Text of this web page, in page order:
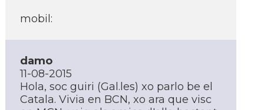
mobil:
damo
11-08-2015
Hola, soc guiri (Gal.les) xo parlo be el
Catala. Vivia en BCN, xo ara que visc